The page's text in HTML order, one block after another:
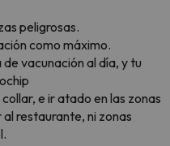
peligrosas.
como máximo.
vacunación al día, y tu
e ir atado en las zonas
restaurante, ni zonas